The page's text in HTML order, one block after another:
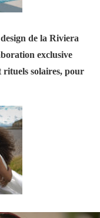
de la Riviera
exclusive
rituels solaires, pour